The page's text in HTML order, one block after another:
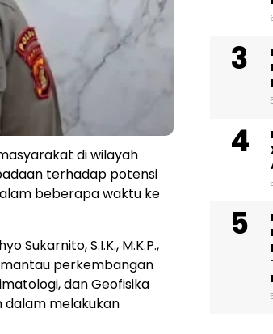
di wilayah
terhadap potensi
beberapa waktu ke
Sukarnito, S.I.K., M.K.P.,
perkembangan
dan Geofisika
melakukan